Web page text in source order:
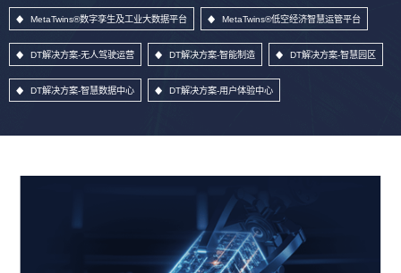
MetaTwins®数字孪生及工业大数据平台 MetaTwins®低空经济智慧运管平台
DT解决方案-无人驾驶运营 DT解决方案-智能制造 DT解决方案-智慧园区
DT解决方案-智慧数据中心 DT解决方案-用户体验中心